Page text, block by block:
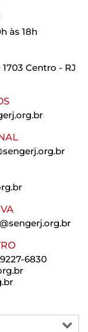
às 18h
1703 Centro - RJ
6830